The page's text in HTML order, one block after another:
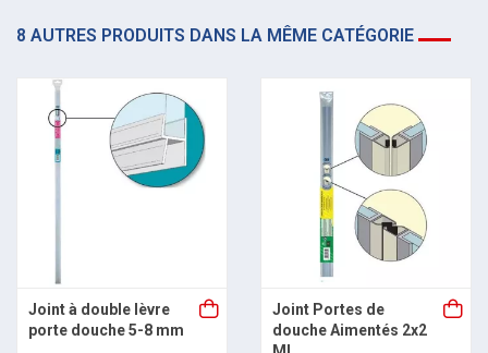
8 AUTRES PRODUITS DANS LA MÊME CATÉGORIE
Joint à double lèvre
porte douche 5-8 mm
Joint Portes de
douche Aimentés 2x2